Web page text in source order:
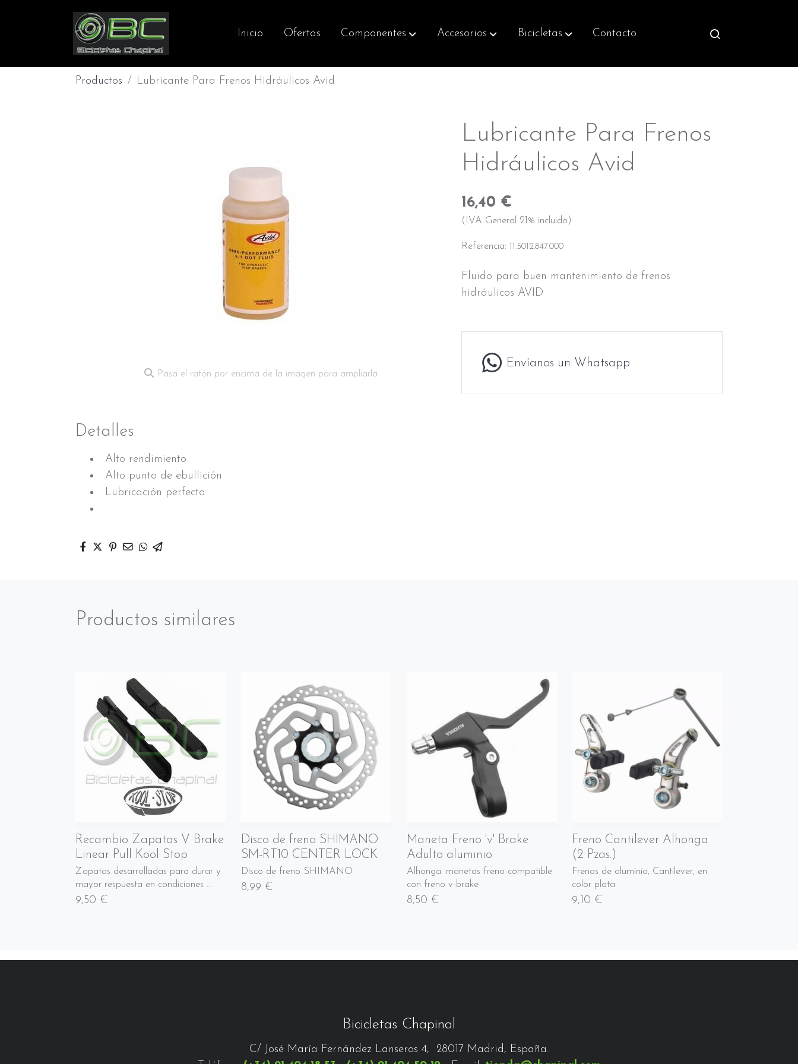
Inicio Ofertas Componentes Accesorios Bicicletas Contacto
Productos Lubricante Para Frenos Hidráulicos Avid
Pasa el ratón por encima de la imagen para ampliarla
Detalles
Alto rendimiento
Alto punto de ebullición
Lubricación perfecta
Lubricante Para Frenos
Hidráulicos Avid
16,40 €
(IVA General 21% incluido)
Referencia:11.5012.847.000
Fluido para buen mantenimiento de frenos
hidráulicos AVID
Envíanos un Whatsapp
Productos similares
Recambio Zapatas V Brake
Linear Pull Kool Stop
Zapatas desarrolladas para durar y
mayor respuesta en condiciones ...
9,50 €
Disco de freno SHIMANO
SM-RT10 CENTER LOCK
Disco de freno SHIMANO
8,99 €
Maneta Freno 'v' Brake
Adulto aluminio
Alhonga. manetas freno compatible
con freno v-brake
8,50 €
Freno Cantilever Alhonga
(2 Pzas.)
Frenos de aluminio, Cantilever, en
color plata.
9,10 €
Bicicletas Chapinal
C/ José María Fernández Lanseros 4, 28017 Madrid, España.